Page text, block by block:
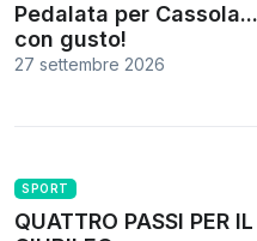
Pedalata per Cassola...
con gusto!
27 settembre 2026
SPORT
QUATTRO PASSI PER IL